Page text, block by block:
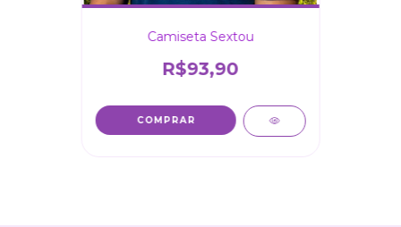
Camiseta Sextou
R$93,90
COMPRAR